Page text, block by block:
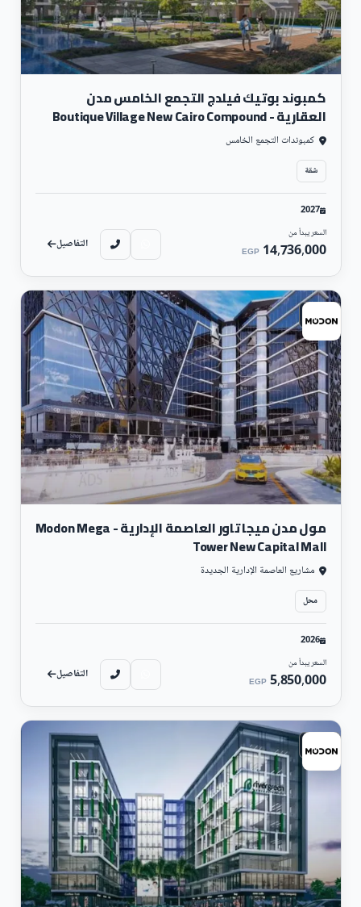
كمبوند بوتيك فيلدج التجمع الخامس مدن
العقارية - Boutique Village New Cairo Compound
كمبوندات التجمع الخامس
شقة
2027
السعر يبدأ من
14,736,000
EGP التفاصيل
تجارى
مول مدن ميجا تاور العاصمة الإدارية - Modon Mega
Tower New Capital Mall
مشاريع العاصمة الإدارية الجديدة
محل
2026
السعر يبدأ من
5,850,000
EGP التفاصيل
تجارى